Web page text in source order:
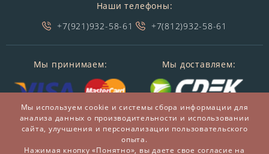
Наши телефоны:
+7(921)932-58-61
+7(812)932-58-61
Мы принимаем: Мы доставляем:
Мы используем cookie и системы сбора информации для
анализа данных о производительности и использовании
сайта, улучшения и персонализации пользовательского
опыта.
Нажимая кнопку «Понятно», вы даете свое согласие на